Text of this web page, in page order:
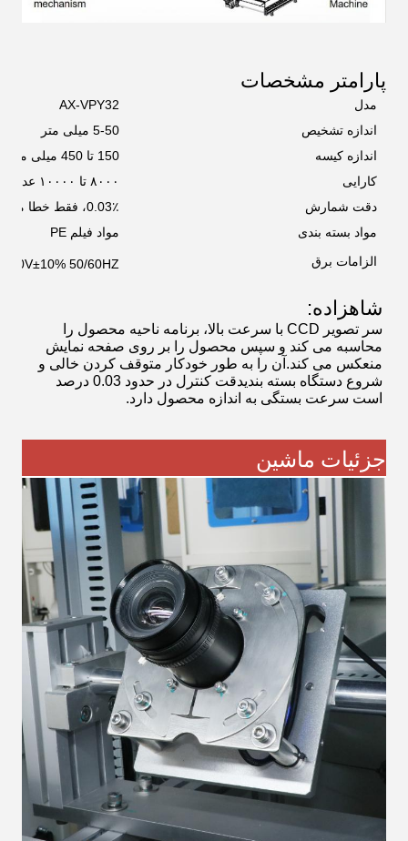
پارامتر مشخصات
مدل
AX-VPY32
اندازه تشخیص
5-50 میلی متر
اندازه کیسه
150 تا 450 میلی متر
کارایی
۸۰۰۰ تا ۱۰۰۰۰ عدد/دقیقه
دقت شمارش
0.03٪، فقط خطا مثبت
مواد بسته بندی
مواد فیلم PE
الزامات برق
50/60HZ
شاهزاده:
سر تصویر CCD با سرعت بالا، برنامه ناحیه محصول را
محاسبه می کند و سپس محصول را بر روی صفحه نمایش
منعکس می کند.آن را به طور خودکار متوقف کردن خالی و
شروع دستگاه بسته بندیدقت کنترل در حدود 0.03 درصد
است سرعت بستگی به اندازه محصول دارد.
جزئیات ماشین